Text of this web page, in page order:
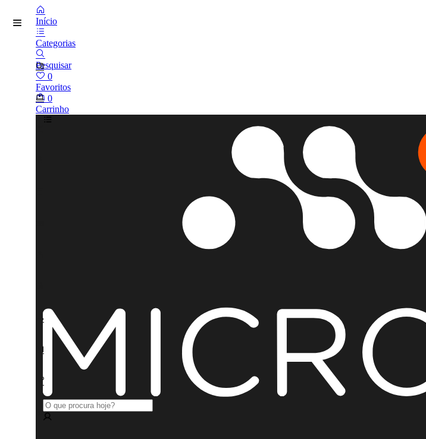
Início
Categorias
Pesquisar
0
Favoritos
0
Carrinho